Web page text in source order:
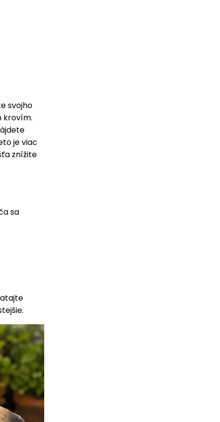
svojho
krovím.
je viac
znížite
sa